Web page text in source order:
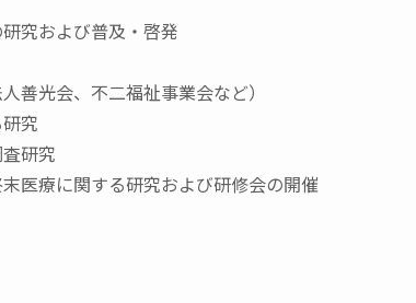
研究および普及・啓発
善光会、不二福祉事業会など）
究
研究
医療に関する研究および研修会の開催